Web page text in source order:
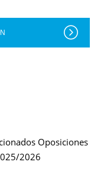
Oposiciones
2026